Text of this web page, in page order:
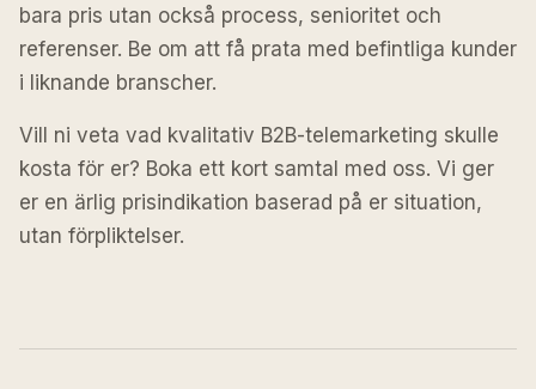
bara pris utan också process, senioritet och
referenser. Be om att få prata med befintliga kunder
i liknande branscher.
Vill ni veta vad kvalitativ B2B-telemarketing skulle
kosta för er? Boka ett kort samtal med oss. Vi ger
er en ärlig prisindikation baserad på er situation,
utan förpliktelser.